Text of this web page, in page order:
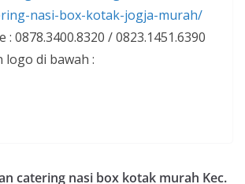
nasi-box-kotak-jogja-murah/
: 0878.3400.8320 / 0823.1451.6390
logo di bawah :
catering nasi box kotak murah Kec.